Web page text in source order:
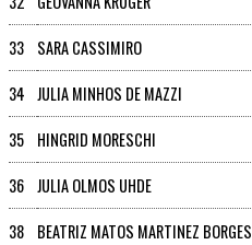
33
SARA CASSIMIRO
34 JULIA MINHOS DE MAZZI
35
HINGRID MORESCHI
36 JULIA OLMOS UHDE
38
BEATRIZ MATOS MARTINEZ BORGES